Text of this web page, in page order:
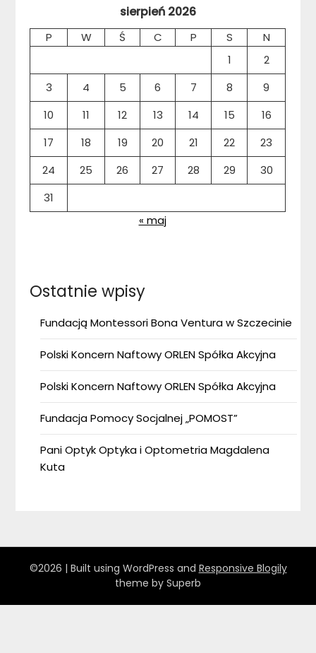
sierpień 2026
P W Ś C P S
N
1
2
3
4 5 6 7 8
9
10
11 12 13 14 15
16
17
18 19 20 21 22
23
24
25 26 27 28 29
30
31
« maj
Ostatnie wpisy
Fundacją Montessori Bona Ventura w Szczecinie
Polski Koncern Naftowy ORLEN Spółka Akcyjna
Polski Koncern Naftowy ORLEN Spółka Akcyjna
Fundacja Pomocy Socjalnej „POMOST”
Pani Optyk Optyka i Optometria Magdalena
Kuta
©2026 | Built using WordPress and Responsive Blogily
theme by Superb